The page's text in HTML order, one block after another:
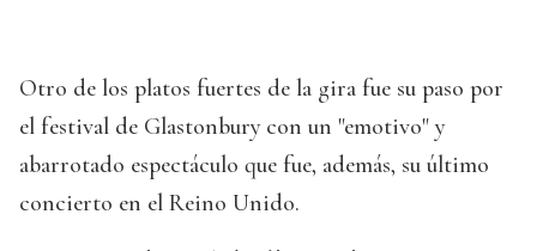
Otro de los platos fuertes de la gira fue su paso por
el festival de Glastonbury con un "emotivo" y
abarrotado espectáculo que fue, además, su último
concierto en el Reino Unido.